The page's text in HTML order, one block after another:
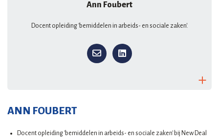
Ann Foubert
Docent opleiding 'bemiddelen in arbeids- en sociale zaken'.
ANN FOUBERT
Docent opleiding 'bemiddelen in arbeids- en sociale zaken' bij New Deal